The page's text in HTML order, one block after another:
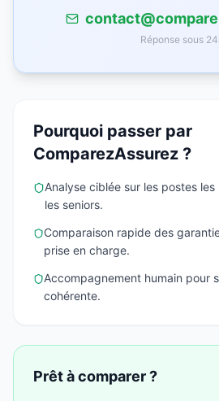
Réponse sous
Pourquoi passer par
ComparezAssurez ?
Analyse ciblée sur les postes
les seniors.
Comparaison rapide des
prise en charge.
Accompagnement humain pour
cohérente.
Prêt à comparer ?